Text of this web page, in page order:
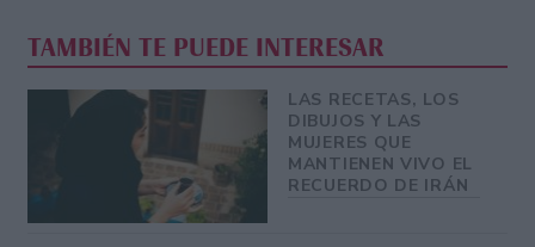
TAMBIÉN TE PUEDE INTERESAR
LAS RECETAS, LOS
DIBUJOS Y LAS
MUJERES QUE
MANTIENEN VIVO EL
RECUERDO DE IRÁN